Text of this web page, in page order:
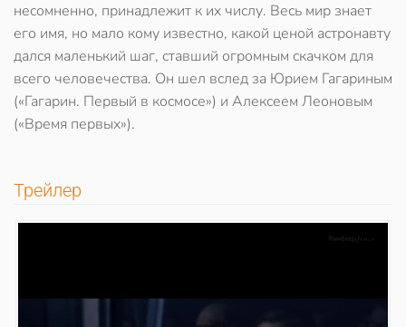
несомненно, принадлежит к их числу. Весь мир знает
его имя, но мало кому известно, какой ценой астронавту
дался маленький шаг, ставший огромным скачком для
всего человечества. Он шел вслед за Юрием Гагариным
(«Гагарин. Первый в космосе») и Алексеем Леоновым
(«Время первых»).
Трейлер